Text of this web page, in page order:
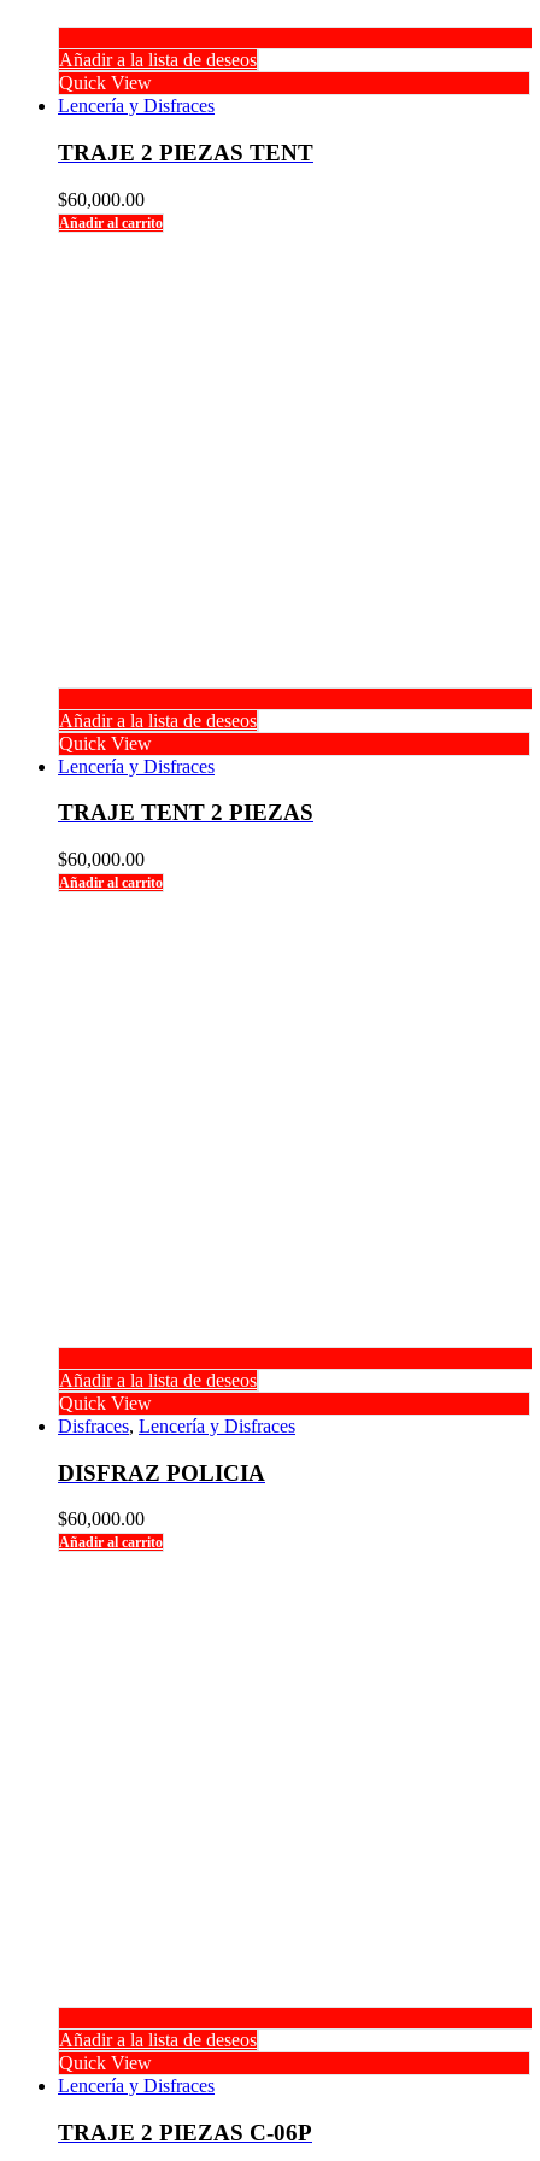
Añadir a la lista de deseos
Quick View
Lencería y Disfraces
TRAJE 2 PIEZAS TENT
$60,000.00
Añadir al carrito
Añadir a la lista de deseos
Quick View
Lencería y Disfraces
TRAJE TENT 2 PIEZAS
$60,000.00
Añadir al carrito
Añadir a la lista de deseos
Quick View
Disfraces, Lencería y Disfraces
DISFRAZ POLICIA
$60,000.00
Añadir al carrito
Añadir a la lista de deseos
Quick View
Lencería y Disfraces
TRAJE 2 PIEZAS C-06P